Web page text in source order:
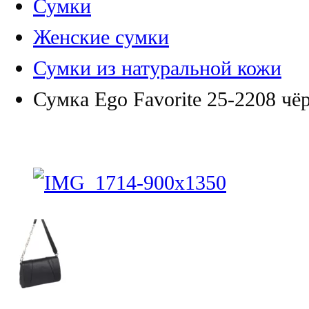
Сумки
Женские сумки
Сумки из натуральной кожи
Сумка Ego Favorite 25-2208